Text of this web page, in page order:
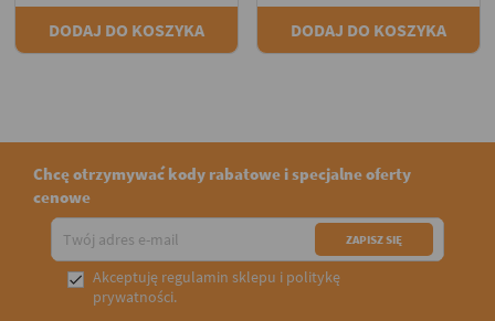
DODAJ DO KOSZYKA DODAJ DO KOSZYKA
Chcę otrzymywać kody rabatowe i specjalne oferty
cenowe
 Akceptuję regulamin sklepu i politykę
prywatności.